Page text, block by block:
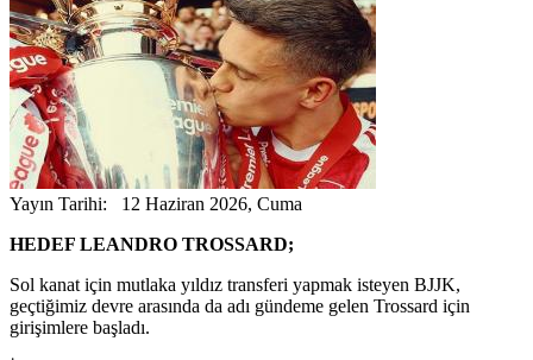
Yayın Tarihi: 12 Haziran 2026, Cuma
HEDEF LEANDRO TROSSARD;
Sol kanat için mutlaka yıldız transferi yapmak isteyen BJJK,
geçtiğimiz devre arasında da adı gündeme gelen Trossard için
girişimlere başladı.